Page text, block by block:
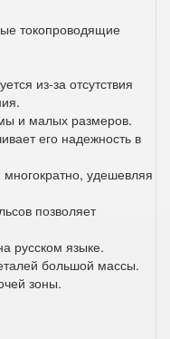
токопроводящие
из-за отсутствия
и малых размеров.
его надежность в
удешевляя
позволяет
русском языке.
большой массы.
зоны.